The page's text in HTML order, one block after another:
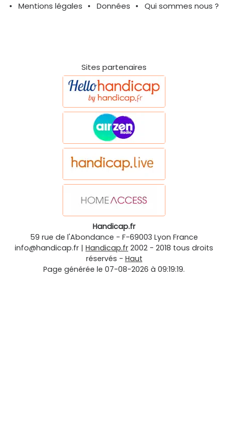
Mentions légales
Données Qui sommes nous ?
Sites partenaires
Handicap.fr
59 rue de l'Abondance - F-69003 Lyon France
info@handicap.fr | Handicap.fr 2002 - 2018 tous droits
réservés - Haut
Page générée le 07-08-2026 à 09:19:19.